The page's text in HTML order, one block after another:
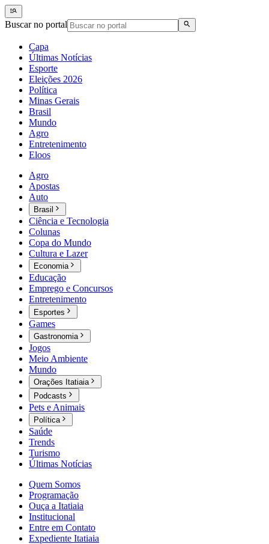
Buscar no portal
Capa
Últimas Notícias
Esporte
Eleições 2026
Política
Minas Gerais
Brasil
Mundo
Agro
Entretenimento
Eloos
Agro
Apostas
Auto
Brasil
Ciência e Tecnologia
Colunas
Copa do Mundo
Cultura e Lazer
Economia
Educação
Emprego e Concursos
Entretenimento
Esportes
Games
Gastronomia
Jogos
Meio Ambiente
Mundo
Orações Itatiaia
Podcasts
Pets e Animais
Política
Saúde
Trends
Turismo
Últimas Notícias
Quem Somos
Programação
Ouça a Itatiaia
Institucional
Entre em Contato
Expediente Itatiaia